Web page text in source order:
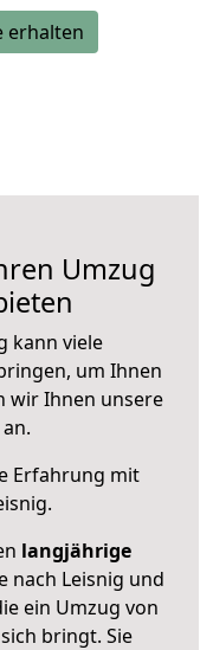
erhalten
Umzug
kann viele
um Ihnen
wir Ihnen unsere
Erfahrung mit
.
langjährige
nach Leisnig und
ein Umzug von
bringt. Sie